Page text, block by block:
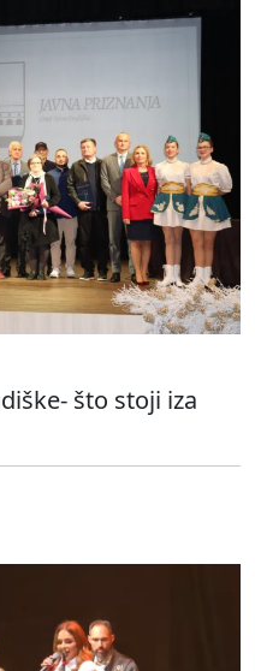
što stoji iza